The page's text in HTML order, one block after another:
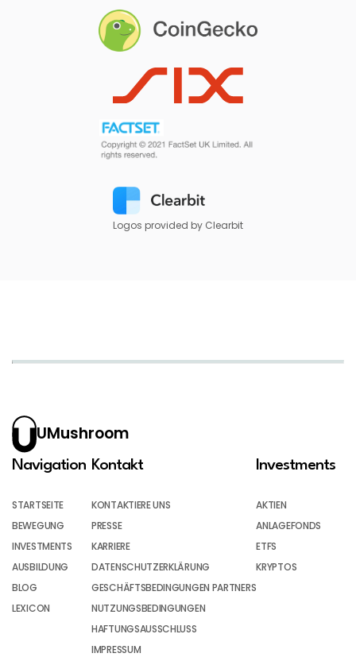
Logos provided by Clearbit
UMushroom
Navigation
STARTSEITE
BEWEGUNG
INVESTMENTS
AUSBILDUNG
BLOG
LEXICON
Kontakt
KONTAKTIERE UNS
PRESSE
KARRIERE
DATENSCHUTZERKLÄRUNG
GESCHÄFTSBEDINGUNGEN PARTNERS
NUTZUNGSBEDINGUNGEN
HAFTUNGSAUSSCHLUSS
IMPRESSUM
Investments
AKTIEN
ANLAGEFONDS
ETFS
KRYPTOS